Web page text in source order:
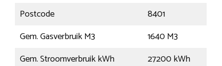
Postcode
8401
Gem. Gasverbruik M3
1640 M3
Gem. Stroomverbruik kWh
27200 kWh